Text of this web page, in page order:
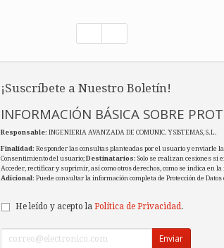
¡Suscríbete a Nuestro Boletín!
INFORMACIÓN BÁSICA SOBRE
Responsable: INGENIERIA AVANZADA DE COMUNIC. Y SISTEMAS, S.L.
Finalidad: Responder las consultas planteadas por el usuario y enviarle
Consentimiento del usuario;Destinatarios: Solo se realizan cesiones si
Acceder, rectificar y suprimir, así como otros derechos, como se indica en
Adicional: Puede consultar la información completa de Protección de
He leído y acepto la Política de Privacidad.
Enviar